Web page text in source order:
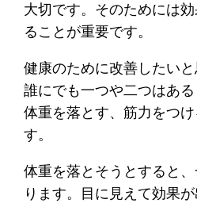
大切です。そのためには
ることが重要です。
健康のために改善したいと
誰にでも一つや二つはある
体重を落とす、筋力をつ
す。
体重を落とそうとすると
ります。目に見えて効果